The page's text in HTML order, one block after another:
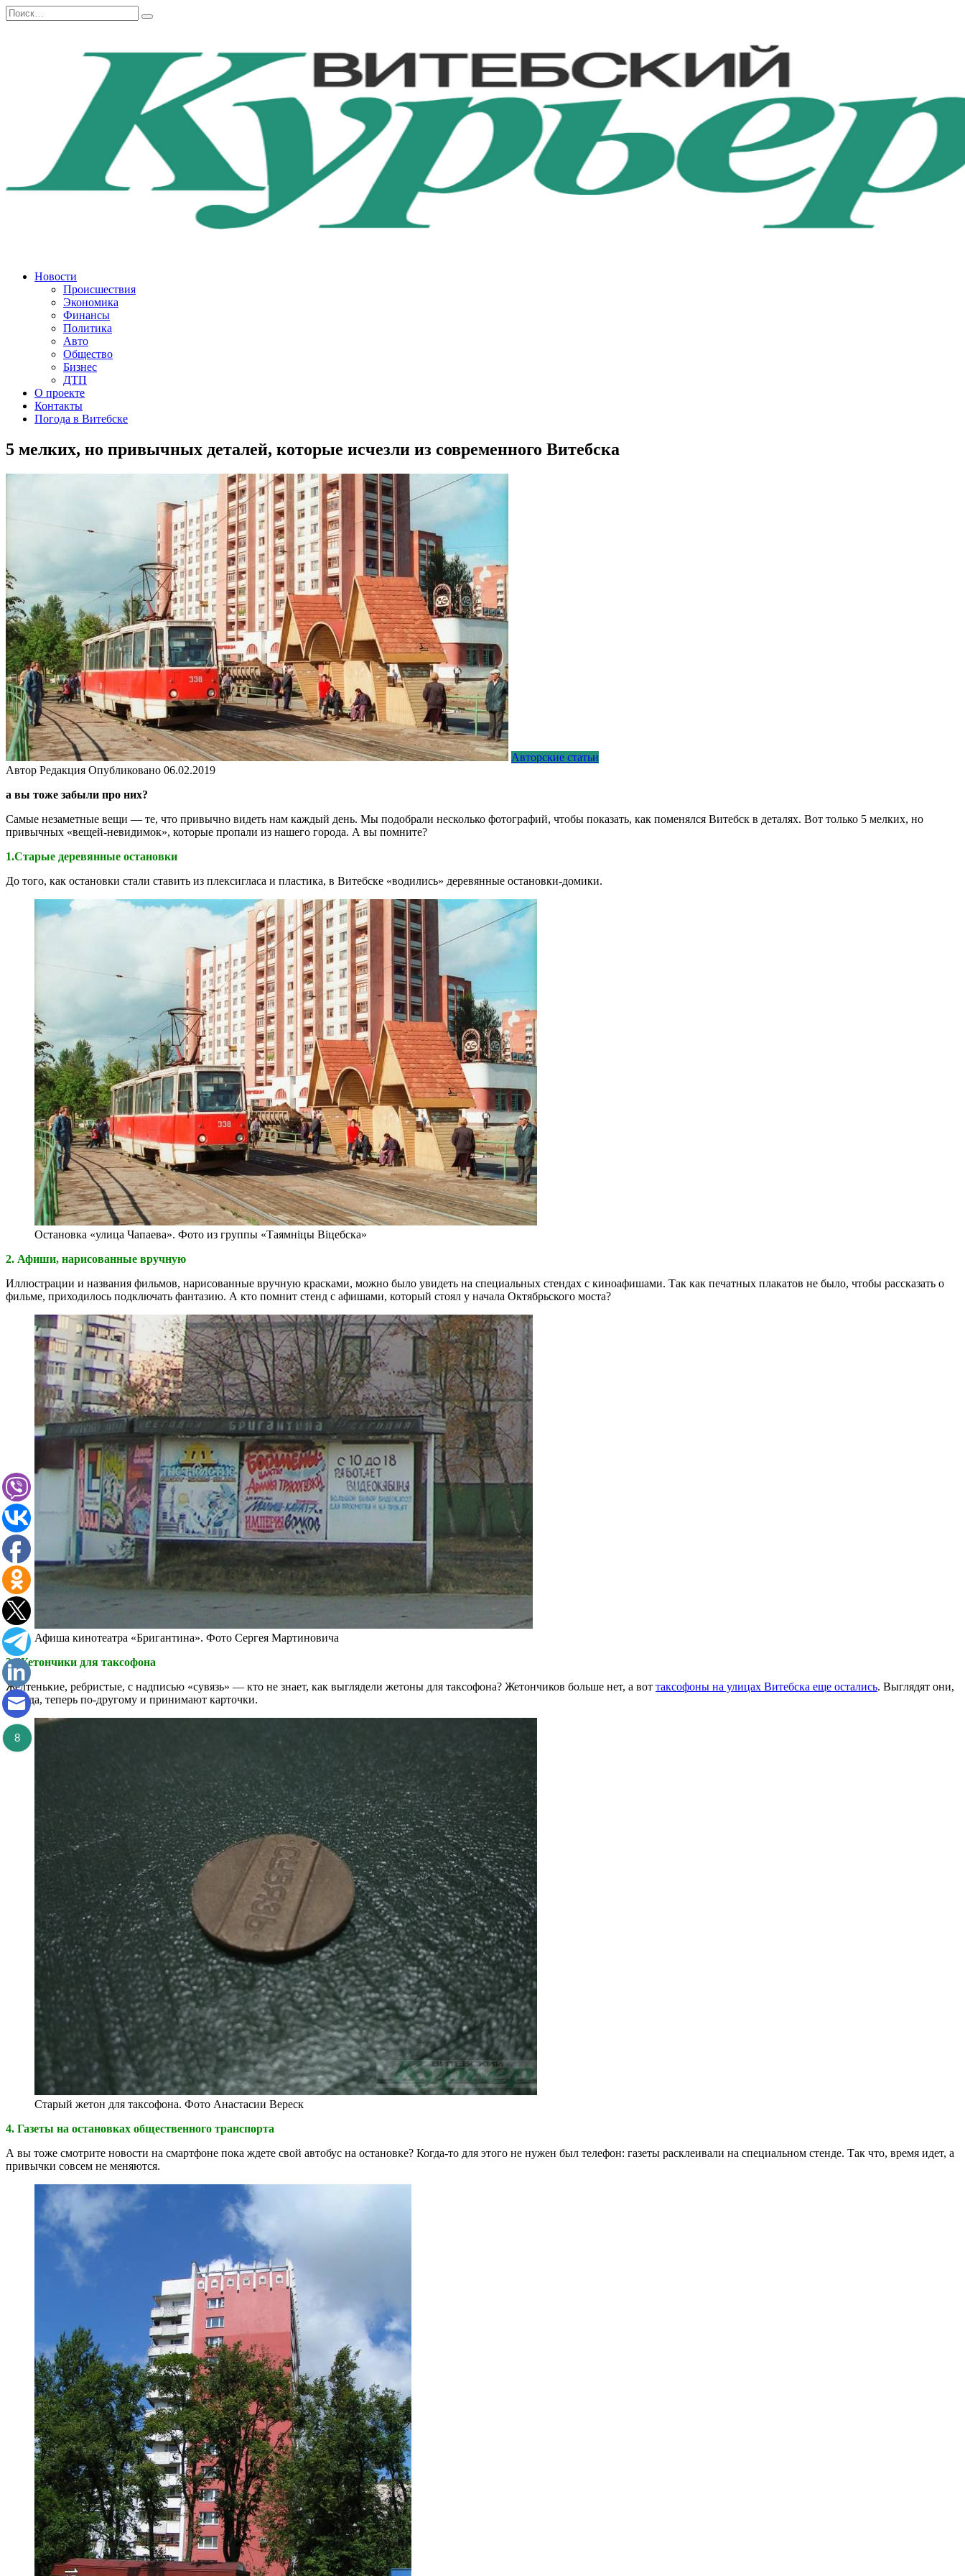
Перейти
к
Search
for:
Новости
Происшествия
Экономика
Финансы
Политика
Авто
Общество
Бизнес
ДТП
О проекте
Контакты
Погода в Витебске
5 мелких, но привычных деталей, которые исчезли из современного Витебска
Авторские статьи
Автор Редакция Опубликовано 06.02.2019
а вы тоже забыли про них?
Самые незаметные вещи — те, что привычно видеть нам каждый день. Мы подобрали несколько фотографий, чтобы показать, как поменялся Витебск в деталях. Вот только 5 мелких, но
привычных «вещей-невидимок», которые пропали из нашего города. А вы помните?
1.Старые деревянные остановки
До того, как остановки стали ставить из плексигласа и пластика, в Витебске «водились» деревянные остановки-домики.
Остановка «улица Чапаева». Фото из группы «Таямніцы Віцебска»
2. Афиши, нарисованные вручную
Иллюстрации и названия фильмов, нарисованные вручную красками, можно было увидеть на специальных стендах с киноафишами. Так как печатных плакатов не было, чтобы рассказать о
фильме, приходилось подключать фантазию. А кто помнит стенд с афишами, который стоял у начала Октябрьского моста?
Афиша кинотеатра «Бригантина». Фото Сергея Мартиновича
3. Жетончики для таксофона
Желтенькие, ребристые, с надписью «сувязь» — кто не знает, как выглядели жетоны для таксофона? Жетончиков больше нет, а вот таксофоны на улицах Витебска еще остались. Выглядят они,
правда, теперь по-другому и принимают карточки.
Старый жетон для таксофона. Фото Анастасии Вереск
4. Газеты на остановках общественного транспорта
А вы тоже смотрите новости на смартфоне пока ждете свой автобус на остановке? Когда-то для этого не нужен был телефон: газеты расклеивали на специальном стенде. Так что, время идет, а
привычки совсем не меняются.
8